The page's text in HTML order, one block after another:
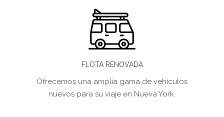
FLOTA RENOVADA
Ofrecemos una amplia gama de vehículos
nuevos para su viaje en Nueva York.